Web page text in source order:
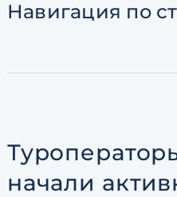
Навигация по
начали